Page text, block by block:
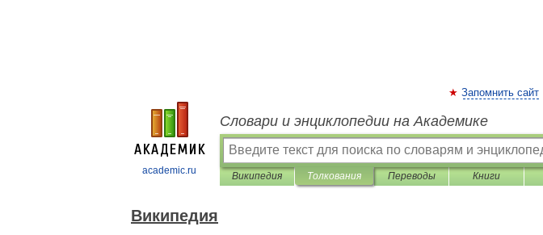
academic.ru
Запомнить сайт
Словари и энциклопедии на Академике
Википедия Толкования Переводы Книги
Википедия